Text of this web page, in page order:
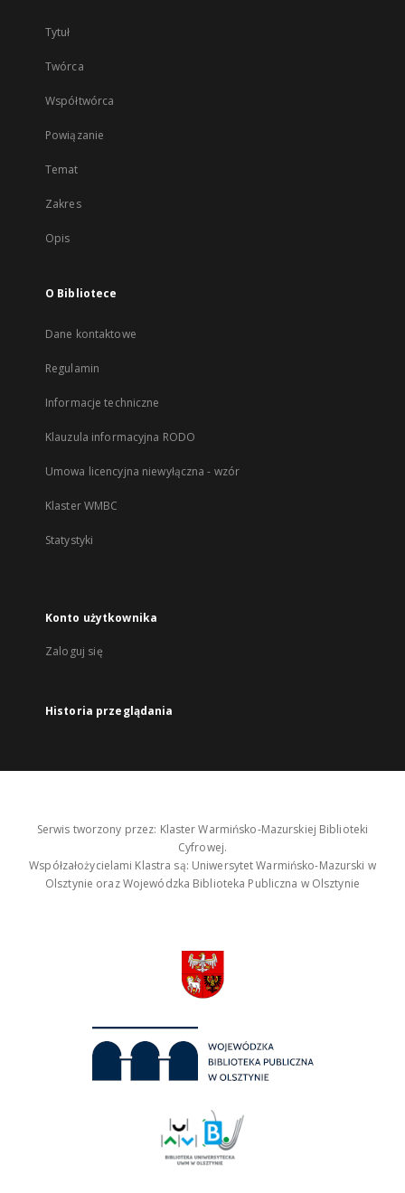
Tytuł
Twórca
Współtwórca
Powiązanie
Temat
Zakres
Opis
O Bibliotece
Dane kontaktowe
Regulamin
Informacje techniczne
Klauzula informacyjna RODO
Umowa licencyjna niewyłączna - wzór
Klaster WMBC
Statystyki
Konto użytkownika
Zaloguj się
Historia przeglądania
Serwis tworzony przez: Klaster Warmińsko-Mazurskiej Biblioteki
Cyfrowej.
Współzałożycielami Klastra są: Uniwersytet Warmińsko-Mazurski w
Olsztynie oraz Wojewódzka Biblioteka Publiczna w Olsztynie